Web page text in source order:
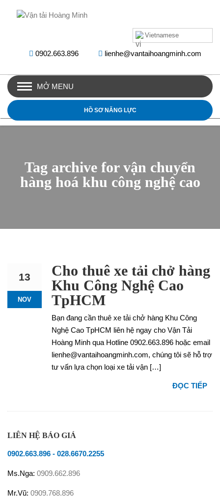
Vietnamese
0902.663.896 lienhe@vantaihoangminh.com
MỞ MENU
HỒ SƠ NĂNG LỰC
Tag archive for vận chuyển
hàng hoá khu công nghệ cao
13
NOV
Cho thuê xe tải chở hàng
Khu Công Nghệ Cao
TpHCM
Bạn đang cần thuê xe tải chở hàng Khu Công
Nghệ Cao TpHCM liên hệ ngay cho Vận Tải
Hoàng Minh qua Hotline 0902.663.896 hoặc email
lienhe@vantaihoangminh.com, chúng tôi sẽ hỗ trợ
tư vấn lựa chọn loại xe tải vận […]
ĐỌC TIẾP
LIÊN HỆ BÁO GIÁ
0902.663.896 - 028.6670.2255
Ms.Nga: 0909.662.896
Mr.Vũ: 0909.768.896